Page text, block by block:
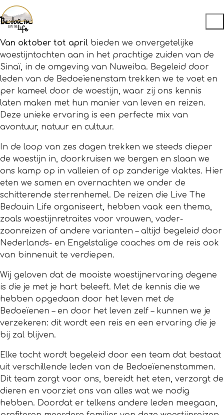
Van oktober tot april bieden we onvergetelijke
woestijntochten aan in het prachtige zuiden van de
Sinaï, in de omgeving van Nuweiba. Begeleid door
leden van de Bedoeïenenstam trekken we te voet en
per kameel door de woestijn, waar zij ons kennis
laten maken met hun manier van leven en reizen.
Deze unieke ervaring is een perfecte mix van
avontuur, natuur en cultuur.
In de loop van zes dagen trekken we steeds dieper
de woestijn in, doorkruisen we bergen en slaan we
ons kamp op in valleien of op zanderige vlaktes. Hier
eten we samen en overnachten we onder de
schitterende sterrenhemel. De reizen die Live The
Bedouin Life organiseert, hebben vaak een thema,
zoals woestijnretraites voor vrouwen, vader-
zoonreizen of andere varianten – altijd begeleid door
Nederlands- en Engelstalige coaches om de reis ook
van binnenuit te verdiepen.
Wij geloven dat de mooiste woestijnervaring degene
is die je met je hart beleeft. Met de kennis die we
hebben opgedaan door het leven met de
Bedoeïenen – en door het leven zelf – kunnen we je
verzekeren: dit wordt een reis en een ervaring die je
bij zal blijven.
Elke tocht wordt begeleid door een team dat bestaat
uit verschillende leden van de Bedoeïenenstammen.
Dit team zorgt voor ons, bereidt het eten, verzorgt de
dieren en voorziet ons van alles wat we nodig
hebben. Doordat er telkens andere leden meegaan,